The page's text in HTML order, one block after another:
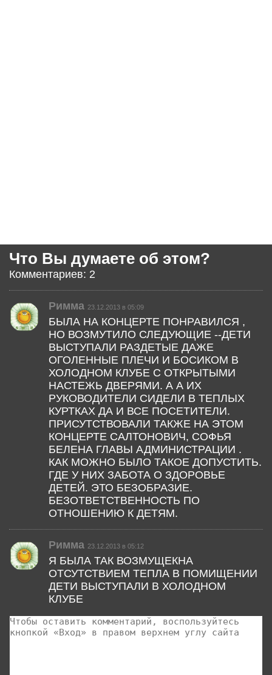
Что Вы думаете об этом?
Комментариев: 2
Римма 23.12.2013 в 05:09
БЫЛА НА КОНЦЕРТЕ ПОНРАВИЛСЯ ,
НО ВОЗМУТИЛО СЛЕДУЮЩИЕ --ДЕТИ
ВЫСТУПАЛИ РАЗДЕТЫЕ ДАЖЕ
ОГОЛЕННЫЕ ПЛЕЧИ И БОСИКОМ В
ХОЛОДНОМ КЛУБЕ С ОТКРЫТЫМИ
НАСТЕЖЬ ДВЕРЯМИ. А А ИХ
РУКОВОДИТЕЛИ СИДЕЛИ В ТЕПЛЫХ
КУРТКАХ ДА И ВСЕ ПОСЕТИТЕЛИ.
ПРИСУТСТВОВАЛИ ТАКЖЕ НА ЭТОМ
КОНЦЕРТЕ САЛТОНОВИЧ, СОФЬЯ
БЕЛЕНА ГЛАВЫ АДМИНИСТРАЦИИ .
КАК МОЖНО БЫЛО ТАКОЕ ДОПУСТИТЬ.
ГДЕ У НИХ ЗАБОТА О ЗДОРОВЬЕ
ДЕТЕЙ. ЭТО БЕЗОБРАЗИЕ.
БЕЗОТВЕТСТВЕННОСТЬ ПО
ОТНОШЕНИЮ К ДЕТЯМ.
Римма 23.12.2013 в 05:12
Я БЫЛА ТАК ВОЗМУЩЕКНА
ОТСУТСТВИЕМ ТЕПЛА В ПОМИЩЕНИИ
ДЕТИ ВЫСТУПАЛИ В ХОЛОДНОМ
КЛУБЕ